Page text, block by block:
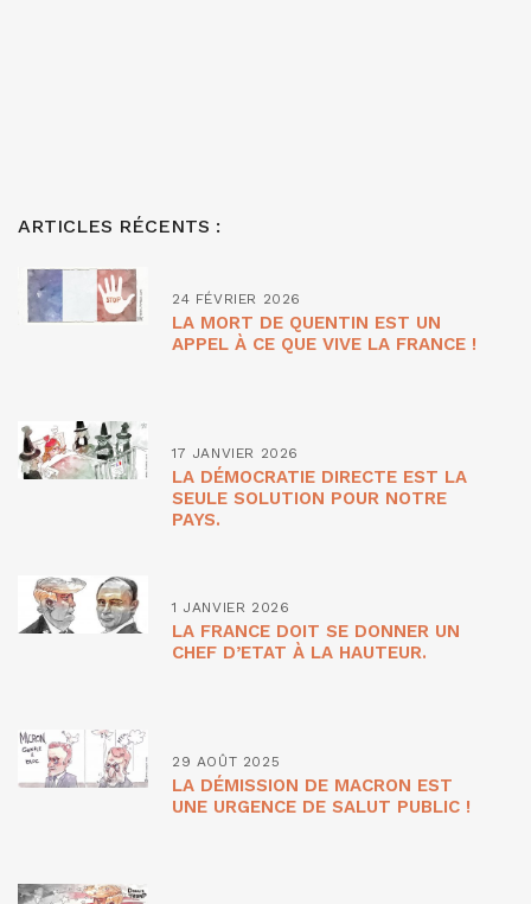
ARTICLES RÉCENTS :
24 FÉVRIER 2026
LA MORT DE QUENTIN EST UN
APPEL À CE QUE VIVE LA FRANCE !
17 JANVIER 2026
LA DÉMOCRATIE DIRECTE EST LA
SEULE SOLUTION POUR NOTRE
PAYS.
1 JANVIER 2026
LA FRANCE DOIT SE DONNER UN
CHEF D’ETAT À LA HAUTEUR.
29 AOÛT 2025
LA DÉMISSION DE MACRON EST
UNE URGENCE DE SALUT PUBLIC !